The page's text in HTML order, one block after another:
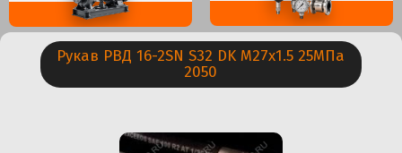
Рукав РВД 16-2SN S32 DK М27х1.5 25МПа
2050